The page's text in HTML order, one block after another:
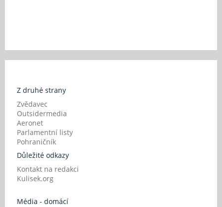
Z druhé strany
Zvědavec
Outsidermedia
Aeronet
Parlamentní listy
Pohraničník
Důležité odkazy
Kontakt na redakci
Kulisek.org
Média - domácí